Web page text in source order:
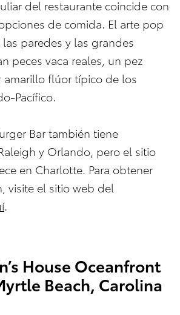
del restaurante coincide con
de comida. El arte pop
paredes y las grandes
peces vaca reales, un pez
flúor típico de los
Pacífico.
Bar también tiene
y Orlando, pero el sitio
en Charlotte. Para obtener
visite el sitio web del
.
House Oceanfront
Beach, Carolina